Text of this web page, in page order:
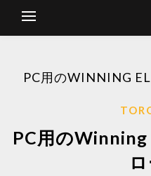
PC用のWINNING
PC用の